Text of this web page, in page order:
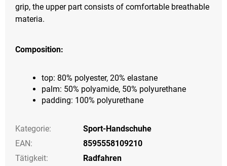
grip, the upper part consists of comfortable breathable
materia.
Composition:
top: 80% polyester, 20% elastane
palm: 50% polyamide, 50% polyurethane
padding: 100% polyurethane
Kategorie:
Sport-Handschuhe
EAN:
8595558109210
Tätigkeit:
Radfahren